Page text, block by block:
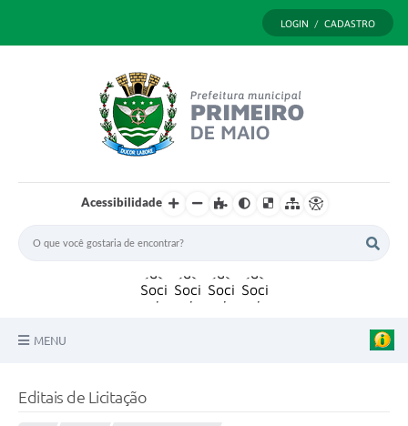
LOGIN / CADASTRO
Acessibilidade
MENU
Editais de Licitação